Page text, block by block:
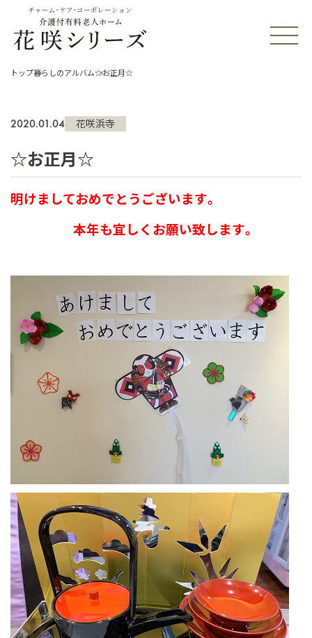
チャーム・ケア・コーポレーション
トップ暮らしのアルバム☆お正月☆
2020.01.04 花咲浜寺
☆お正月☆
明けましておめでとうございます。
本年も宜しくお願い致します。